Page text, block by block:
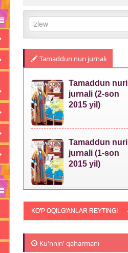
Tamaddun nurı jurnalı
Tamaddun nuri
jurnali (2-son
2015 yil)
Tamaddun nuri
jurnali (1-son
2015 yil)
KO'P OQILG'ANLAR REYTINGI
Ku'nnin' qaharmani